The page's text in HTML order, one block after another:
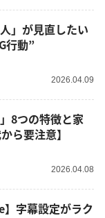
」が見直したい
行動”
2026.04.09
8つの特徴と家
ら要注意】
2026.04.08
字幕設定がラク